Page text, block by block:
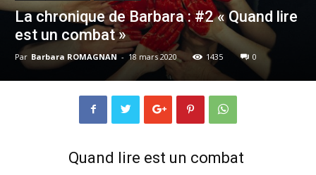
voix
La chronique de Barbara : #2 « Quand lire
est un combat »
Par Barbara ROMAGNAN - 18 mars 2020 1435 0
Quand lire est un combat